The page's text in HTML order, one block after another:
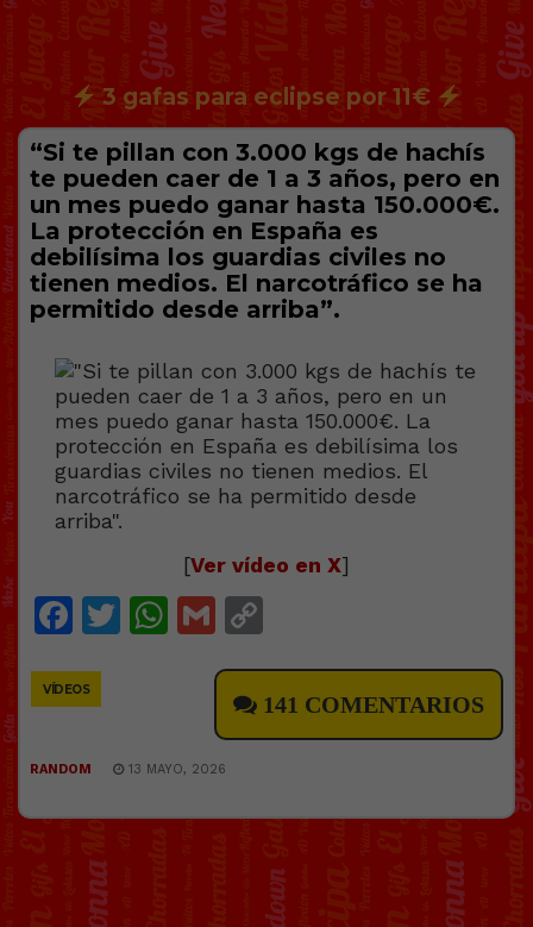
3 gafas para eclipse por 11€
“Si te pillan con 3.000 kgs de hаchís
te pueden caer de 1 a 3 años, pero en
un mes puedo ganar hasta 150.000€.
La protección en España es
debilísima los guardias civiles no
tienen medios. El narcotráfico se ha
permitido desde arriba”.
[Ver vídeo en X]
Facebook
Twitter
WhatsApp
Gmail
VÍDEOS
141 COMENTARIOS
RANDOM 13 MAYO, 2026